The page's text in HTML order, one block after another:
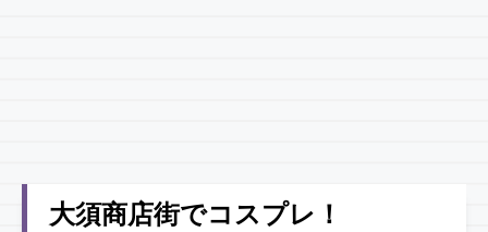
大須商店街でコスプレ！